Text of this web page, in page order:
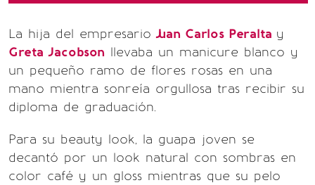
La hija del empresario Juan Carlos Peralta y
Greta Jacobson llevaba un manicure blanco y
un pequeño ramo de flores rosas en una
mano mientra sonreía orgullosa tras recibir su
diploma de graduación.
Para su beauty look, la guapa joven se
decantó por un look natural con sombras en
color café y un gloss mientras que su pelo